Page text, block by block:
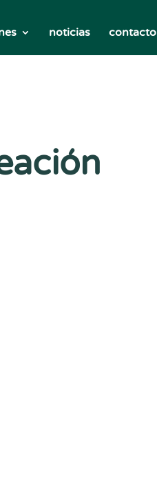
noticias contacto